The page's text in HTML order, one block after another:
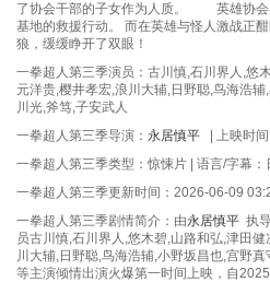
了协会干部的子女作为人质。 英雄协会
基地的救援行动。 而在英雄与怪人激战正
狼，缓缓睁开了双眼！
一拳超人第三季演员：古川慎,石川界人,悠
元洋贵,樱井孝宏,浪川大辅,日野聪,鸟海浩
川光,斧笃,子安武人
一拳超人第三季导演： 永居慎平 | 上映时
一拳超人第三季类型：惊悚片 | 语言/字幕：
一拳超人第三季更新时间：2026-06-09
一拳超人第三季剧情简介：由永居慎平 执
员古川慎,石川界人,悠木碧,山路和弘,津田
川大辅,日野聪,鸟海浩辅,小野坂昌也,宫野
等主演倾情出演火爆第一时间上映，自